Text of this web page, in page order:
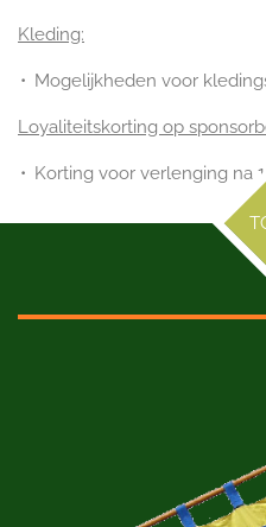
Kleding:
Mogelijkheden voor
Loyaliteitskorting op
Korting voor verlenging na